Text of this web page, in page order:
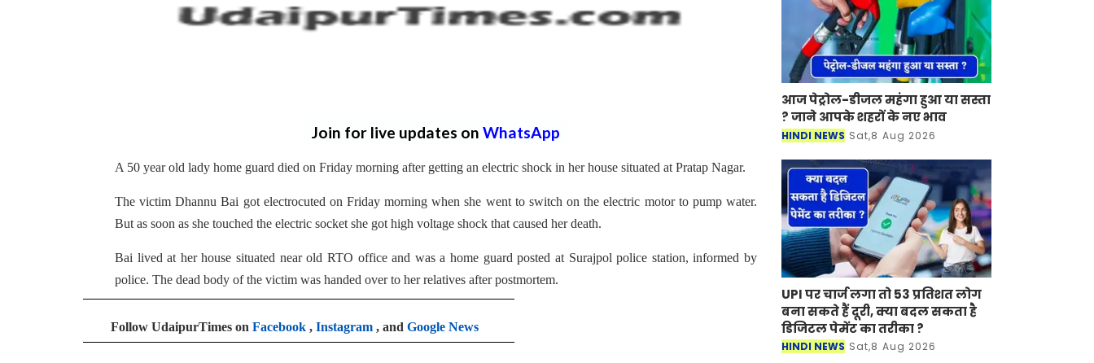
Join for live updates on WhatsApp
A 50 year old lady home guard died on Friday morning after getting an electric shock in her house situated at Pratap Nagar.
The victim Dhannu Bai got electrocuted on Friday morning when she went to switch on the electric motor to pump water.
But as soon as she touched the electric socket she got high voltage shock that caused her death.
Bai lived at her house situated near old RTO office and was a home guard posted at Surajpol police station, informed by
police. The dead body of the victim was handed over to her relatives after postmortem.
Follow UdaipurTimes on Facebook , Instagram , and Google News
आज पेट्रोल-डीजल महंगा हुआ या सस्ता
? जाने आपके शहरों के नए भाव
HINDI NEWS Sat,8 Aug 2026
UPI पर चार्ज लगा तो 53 प्रतिशत लोग
बना सकते हैं दूरी, क्या बदल सकता है
डिजिटल पेमेंट का तरीका ?
HINDI NEWS Sat,8 Aug 2026